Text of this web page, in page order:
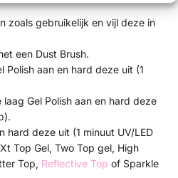
zoals gebruikelijk en vijl deze in
een Dust Brush.
Polish aan en hard deze uit (1
Gel Polish aan en hard deze
hard deze uit (1 minuut UV/LED
Top Gel, Two Top gel, High
Top, Reflective Top of Sparkle